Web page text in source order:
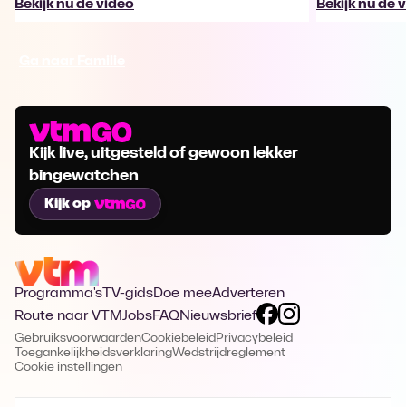
Bekijk nu de video Bekijk nu de
Kijk live, uitgesteld of gewoon lekker
bingewatchen
Kijk op
Programma's TV-gidsDoe meeAdverteren
Route naar VTMJobsFAQNieuwsbrief
GebruiksvoorwaardenCookiebeleid Privacybeleid
ToegankelijkheidsverklaringWedstrijdreglement
Cookie instellingen